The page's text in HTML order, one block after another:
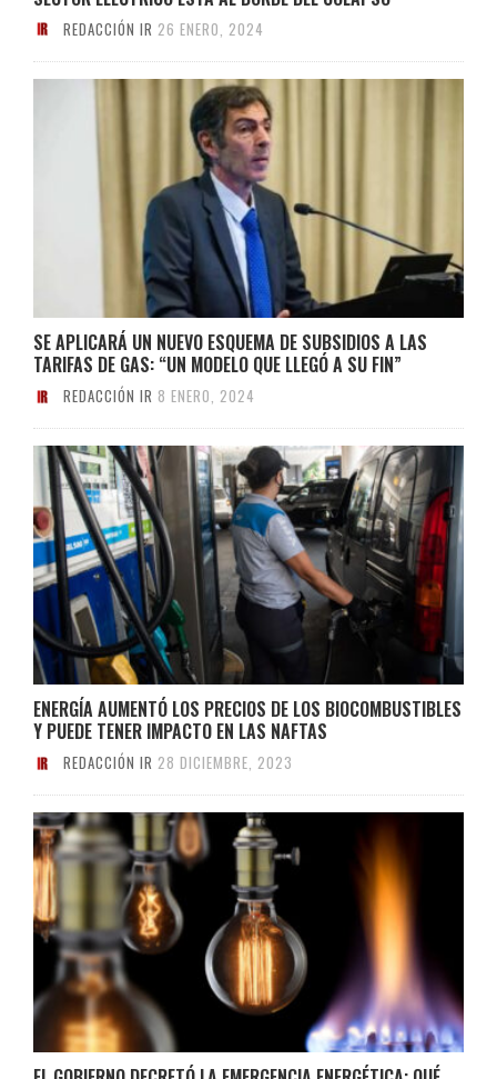
REDACCIÓN IR 26 ENERO, 2024
SE APLICARÁ UN NUEVO ESQUEMA DE SUBSIDIOS A LAS
TARIFAS DE GAS: “UN MODELO QUE LLEGÓ A SU FIN”
REDACCIÓN IR 8 ENERO, 2024
ENERGÍA AUMENTÓ LOS PRECIOS DE LOS BIOCOMBUSTIBLES
Y PUEDE TENER IMPACTO EN LAS NAFTAS
REDACCIÓN IR 28 DICIEMBRE, 2023